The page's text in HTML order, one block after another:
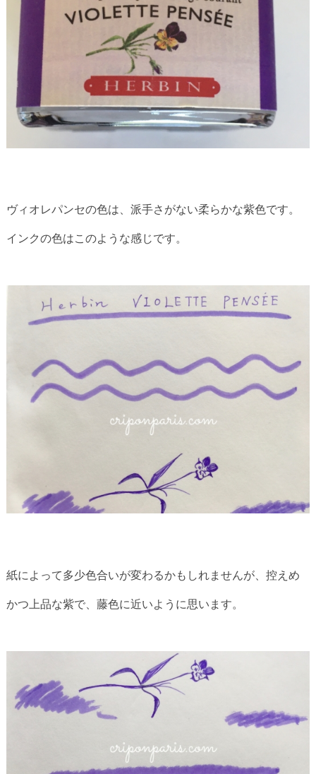
ヴィオレパンセの色は、派手さがない柔らかな紫色です。
インクの色はこのような感じです。
紙によって多少色合いが変わるかもしれませんが、控えめ
かつ上品な紫で、藤色に近いように思います。